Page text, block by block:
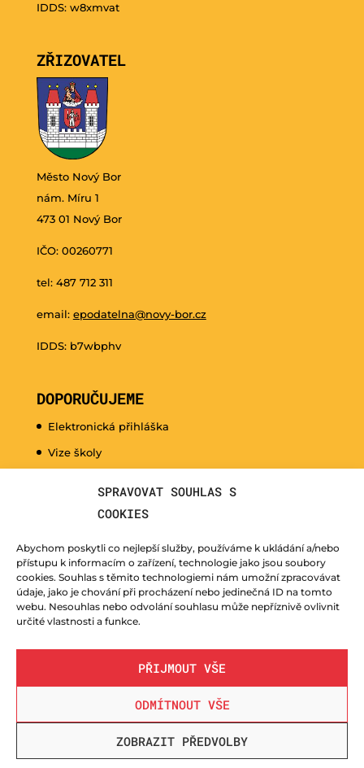
SPRAVOVAT SOUHLAS S
COOKIES
Abychom poskytli co nejlepší služby, používáme k ukládání a/nebo
přístupu k informacím o zařízení, technologie jako jsou soubory
cookies. Souhlas s těmito technologiemi nám umožní zpracovávat
údaje, jako je chování při procházení nebo jedinečná ID na tomto
webu. Nesouhlas nebo odvolání souhlasu může nepříznivě ovlivnit
určité vlastnosti a funkce.
PŘIJMOUT VŠE
ODMÍTNOUT VŠE
ZOBRAZIT PŘEDVOLBY
IDDS: w8xmvat
ZŘIZOVATEL
Město Nový Bor
nám. Míru 1
473 01 Nový Bor
IČO: 00260771
tel: 487 712 311
email: epodatelna@novy-bor.cz
IDDS: b7wbphv
DOPORUČUJEME
Elektronická přihláška
Vize školy
Kurzy pro veřejnost
Fotogalerie
Učitelé
© ZUŠ Nový Bor - vytvořila společnost
| webdesign
s.r.o.